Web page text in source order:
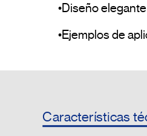
•Diseño
Características